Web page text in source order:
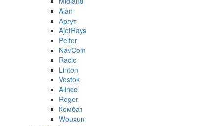
Alan
Аргут
AjetRays
Peltor
NavCom
Racio
Linton
Vostok
Alinco
Roger
Комбат
Wouxun